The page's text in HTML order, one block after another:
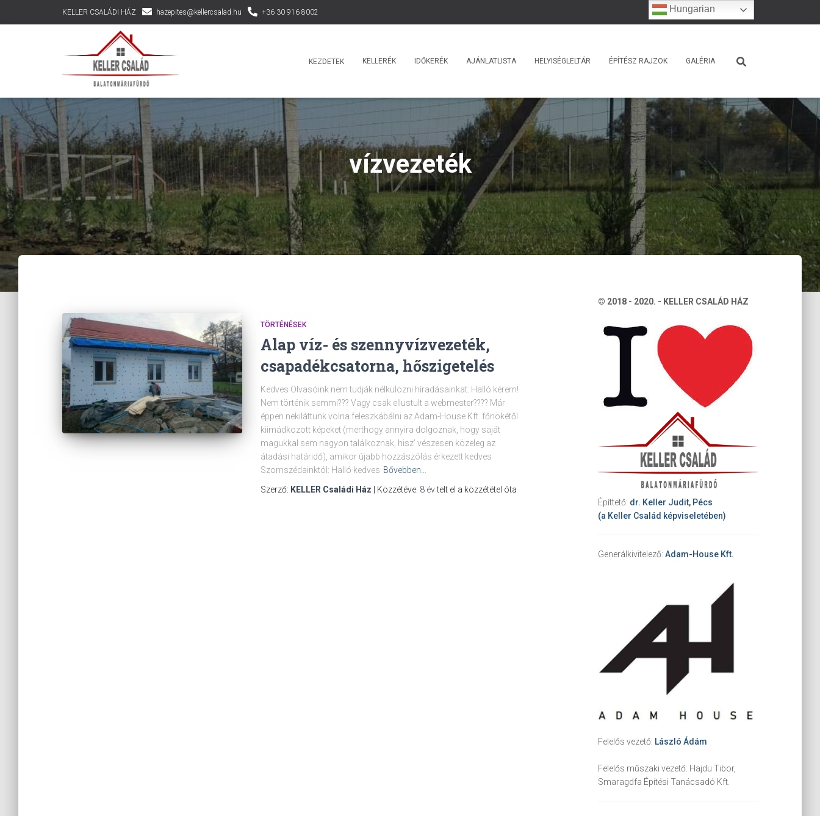
KELLER CSALÁDI HÁZ hazepites@kellercsalad.hu +36 30 916 8002
KEZDETEK KELLERÉK IDŐKERÉK AJÁNLATLISTA HELYISÉGLELTÁR ÉPÍTÉSZ RAJZOK GALÉRIA
vízvezeték
TÖRTÉNÉSEK
Alap víz- és szennyvízvezeték,
csapadékcsatorna, hőszigetelés
Kedves Olvasóink nem tudják nélkülözni híradásainkat: Halló kérem!
Nem történik semmi??? Vagy csak ellustult a webmester???? Már
éppen nekiláttunk volna feleszkábálni az Adam-House Kft. főnökétől
kiimádkozott képeket (merthogy annyira dolgoznak, hogy saját
magukkal sem nagyon találkoznak, hisz’ vészesen közeleg az
átadási határidő), amikor újabb hozzászólás érkezett kedves
Szomszédainktól: Halló kedves Bővebben…
Szerző: KELLER Családi Ház | Közzétéve: 8 évtelt el a közzététel óta
© 2018 - 2020. - KELLER CSALÁD HÁZ
Építtető: dr. Keller Judit, Pécs
(a Keller Család képviseletében)
Generálkivitelező: Adam-House Kft.
Felelős vezető: László Ádám
Felelős műszaki vezető: Hajdu Tibor,
Smaragdfa Építési Tanácsadó Kft.
Hungarian